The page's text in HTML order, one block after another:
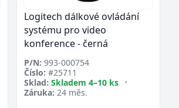
Logitech dálkové ovládání
systému pro video
konference - černá
P/N: 993-000754
Číslo: #25711
Sklad: Skladem 4–10 ks •
Záruka: 24 měs.